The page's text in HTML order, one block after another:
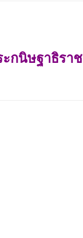
กนิษฐาธิรา